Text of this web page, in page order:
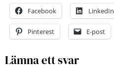
Facebook LinkedIn
Pinterest E-post
Lämna ett svar